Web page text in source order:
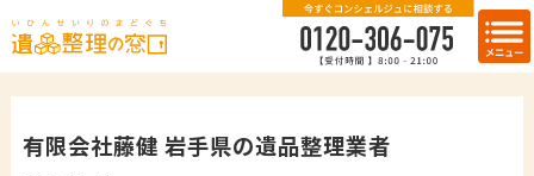
有限会社藤健 岩手県の遺品整理業者